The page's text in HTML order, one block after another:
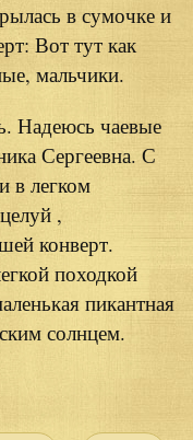
в сумочке и
Вот тут как
мальчики.
Надеюсь чаевые
Сергеевна. С
в легком
,
конверт.
походкой
пикантная
солнцем.